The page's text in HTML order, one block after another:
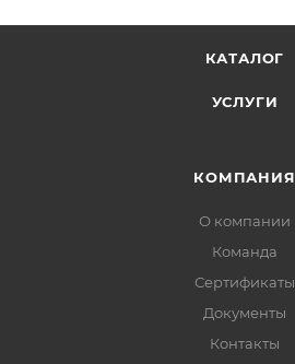
КАТАЛОГ
УСЛУГИ
КОМПАНИЯ
О компании
Команда
Сертификаты
Документы
Контакты